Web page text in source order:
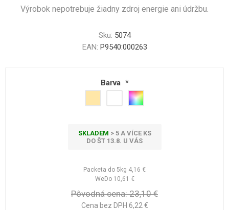
Výrobok nepotrebuje žiadny zdroj energie ani údržbu.
Sku: 5074
EAN: P9540:000263
Barva *
SKLADEM > 5 A VÍCE KS
DO ŠT 13.8. U VÁS
Packeta do 5kg 4,16 €
WeDo 10,61 €
Pôvodná cena: 23,10 €
Cena bez DPH 6,22 €